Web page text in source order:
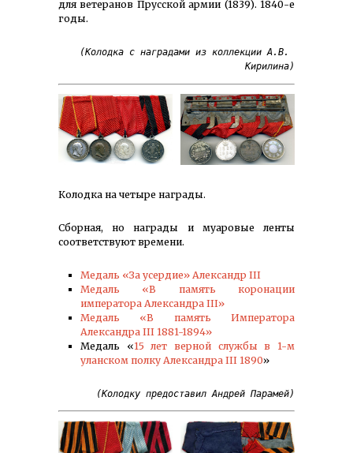
для ветеранов Прусской армии (1839). 1840-е
годы.
(Колодка с наградами из коллекции А.В.
Кирилина)
Колодка на четыре награды.
Сборная, но награды и муаровые ленты
соответствуют времени.
Медаль «За усердие» Александр III
Медаль «В память коронации
императора Александра III»
Медаль «В память Императора
Александра III 1881-1894»
Медаль «15 лет верной службы в 1-м
уланском полку Александра III 1890»